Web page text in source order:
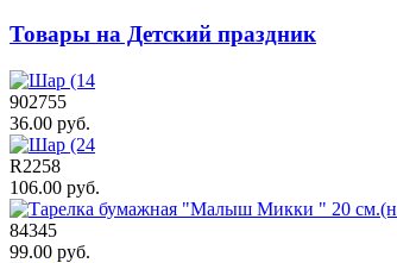
Товары на Детский праздник
902755
36.00 руб.
R2258
106.00 руб.
84345
99.00 руб.